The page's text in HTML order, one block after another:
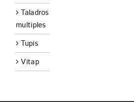
Taladros
multiples
Tupis
Vitap